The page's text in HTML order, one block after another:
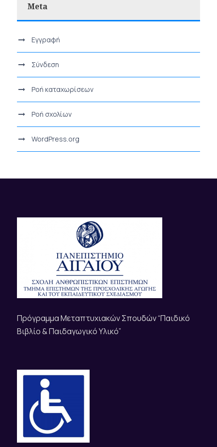
Meta
Εγγραφή
Σύνδεση
Ροή καταχωρίσεων
Ροή σχολίων
WordPress.org
Πρόγραμμα Μεταπτυχιακών Σπουδών “Παιδικό
Βιβλίο & Παιδαγωγικό Υλικό”